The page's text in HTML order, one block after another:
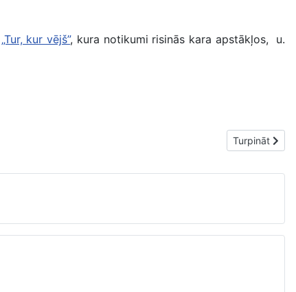
„Tur, kur vējš”, kura notikumi risinās kara apstākļos, u.
Nākamais
Turpināt